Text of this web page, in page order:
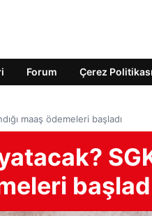
Forum Çerez
maaş ödemeleri başladı